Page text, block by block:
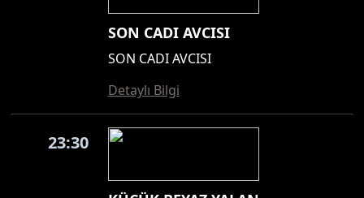
SON CADI AVCISI
SON CADI AVCISI
Detaylı Bilgi
23:30